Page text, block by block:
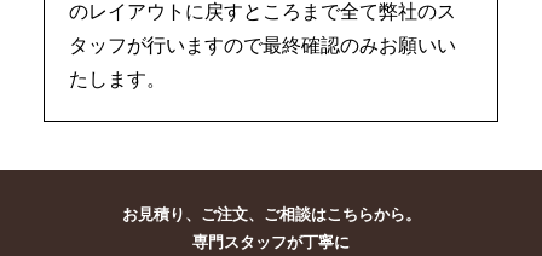
のレイアウトに戻すところまで全て弊社のス
タッフが行いますので最終確認のみお願いい
たします。
お見積り、ご注文、ご相談はこちらから。
専門スタッフが丁寧に